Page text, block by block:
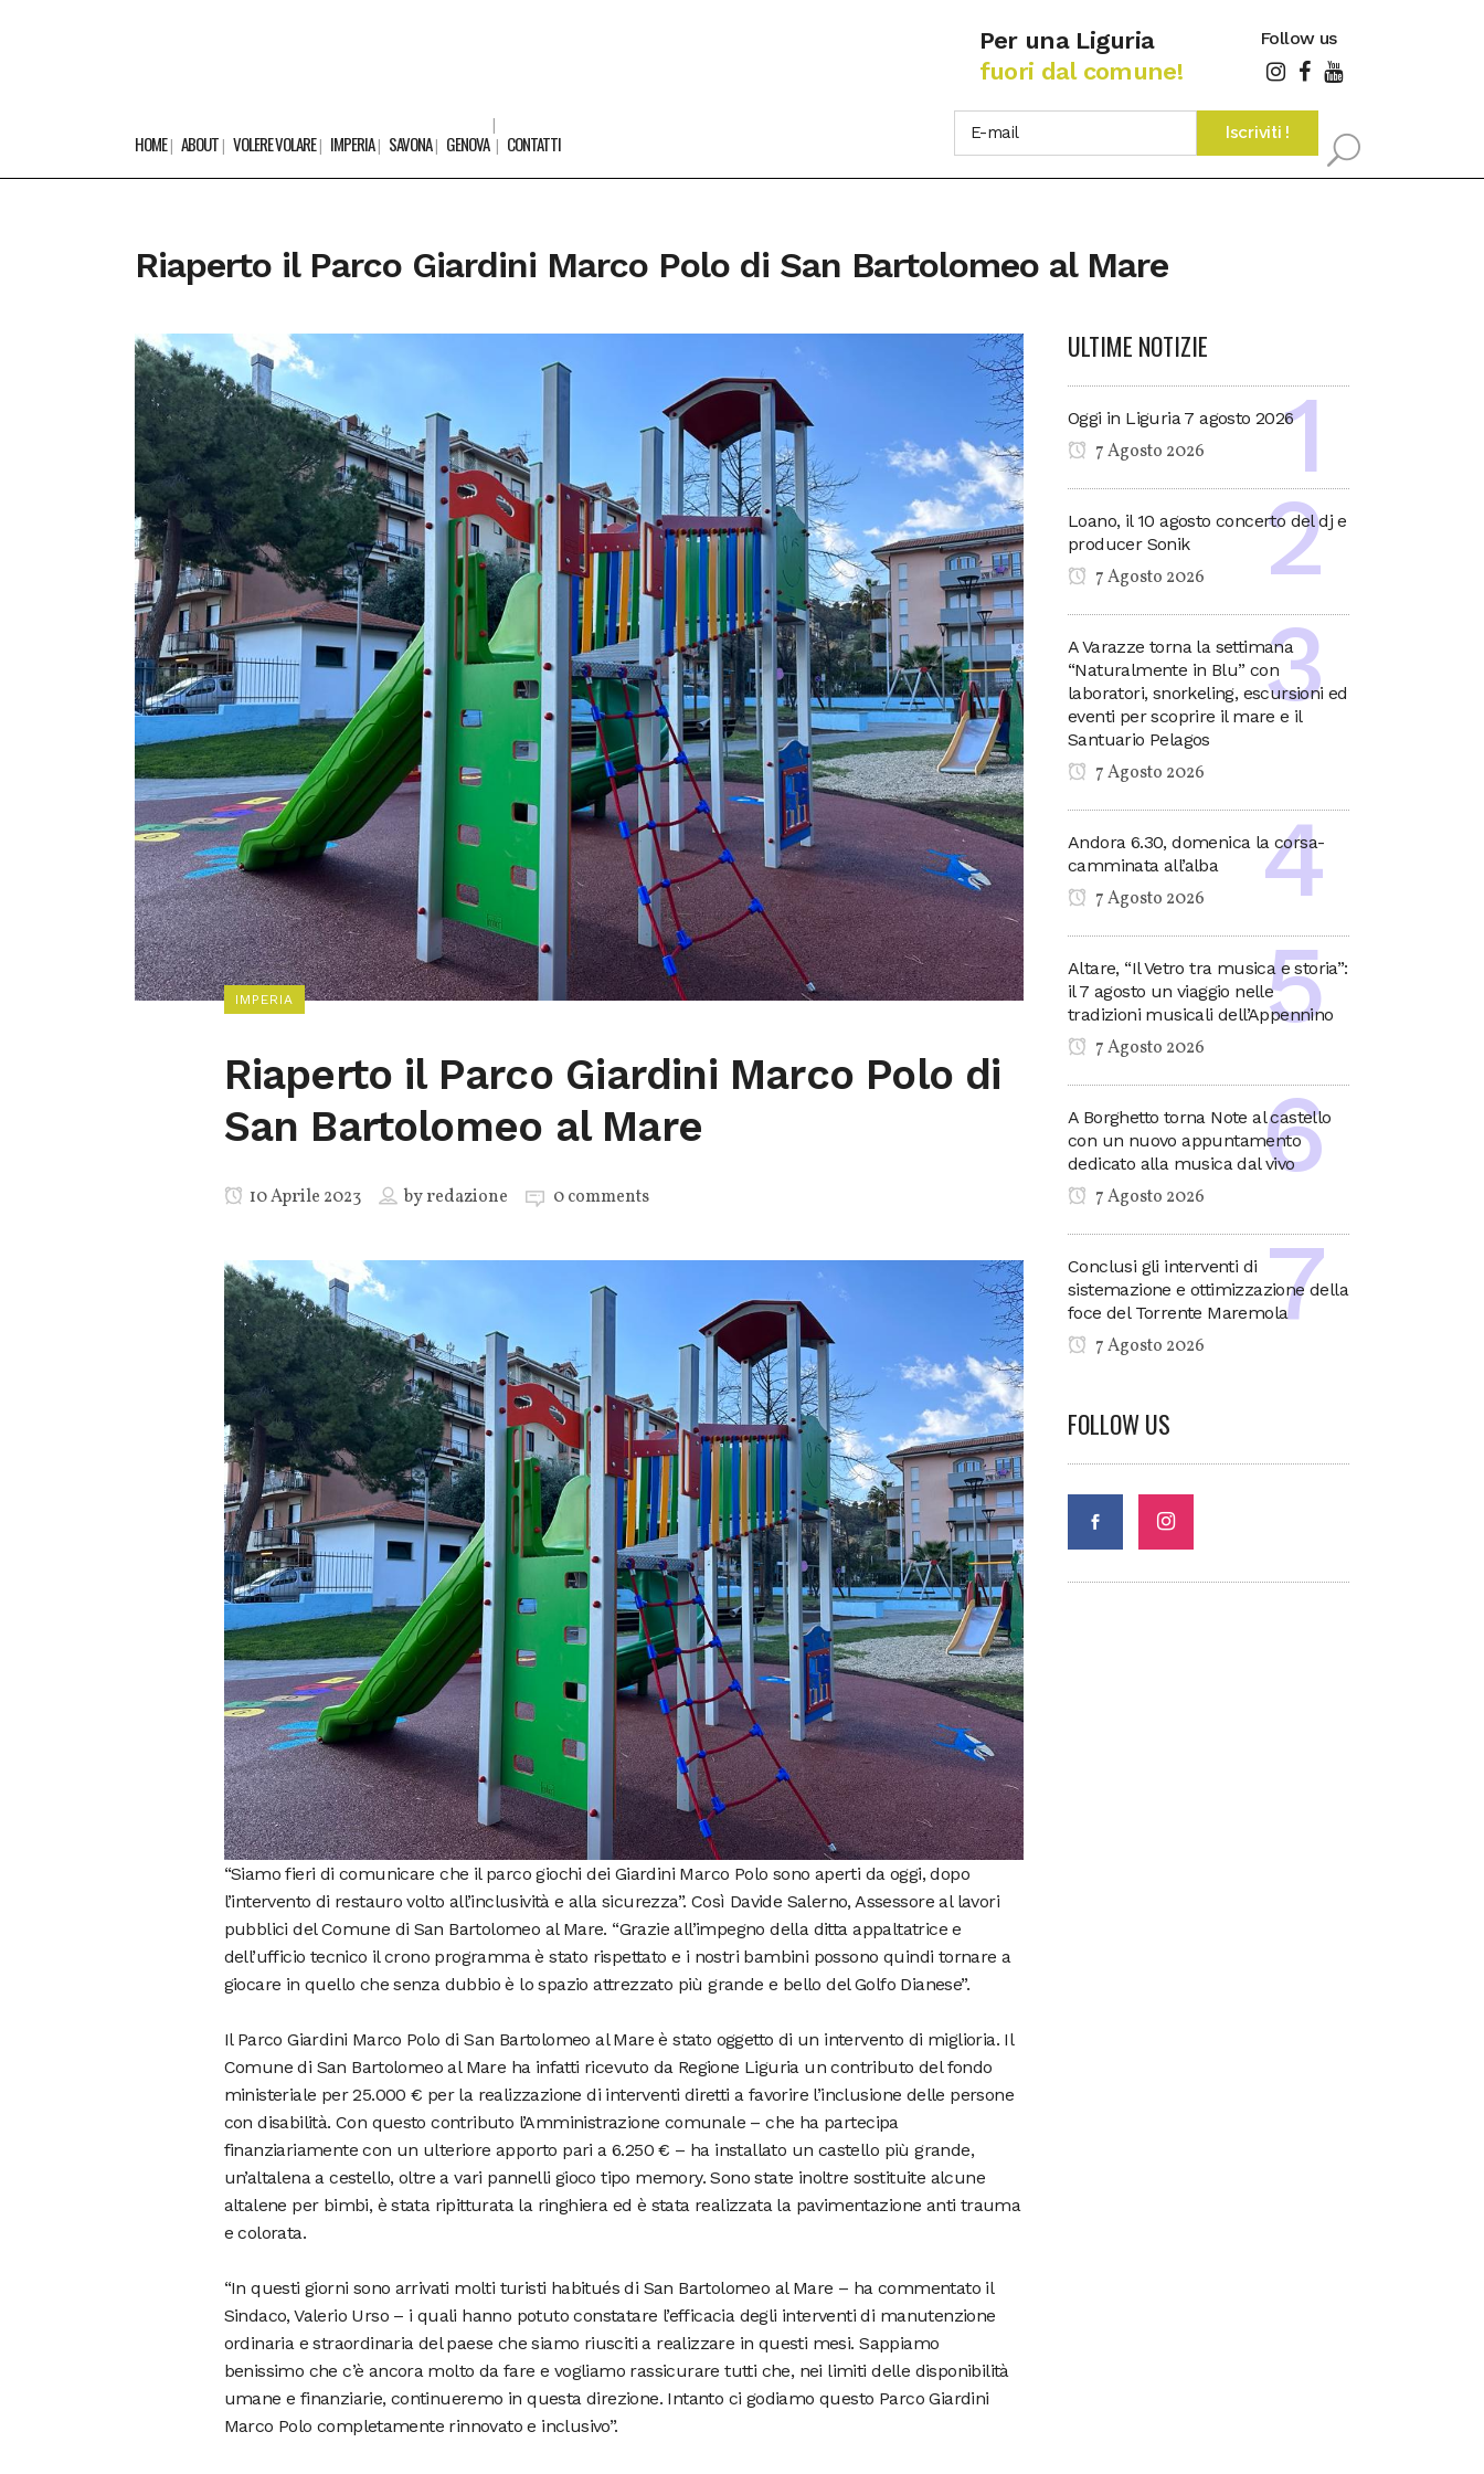
Per una Liguria
fuori dal comune!
Follow us
HOME ABOUT VOLERE VOLARE IMPERIA SAVONA GENOVA CONTATTI
Riaperto il Parco Giardini Marco Polo di San Bartolomeo al Mare
IMPERIA
Riaperto il Parco Giardini Marco Polo di
San Bartolomeo al Mare
10 Aprile 2023 byredazione 0 comments
“Siamo fieri di comunicare che il parco giochi dei Giardini Marco Polo sono aperti da oggi, dopo
l’intervento di restauro volto all’inclusività e alla sicurezza”. Così Davide Salerno, Assessore al lavori
pubblici del Comune di San Bartolomeo al Mare. “Grazie all’impegno della ditta appaltatrice e
dell’ufficio tecnico il crono programma è stato rispettato e i nostri bambini possono quindi tornare a
giocare in quello che senza dubbio è lo spazio attrezzato più grande e bello del Golfo Dianese”.
Il Parco Giardini Marco Polo di San Bartolomeo al Mare è stato oggetto di un intervento di miglioria. Il
Comune di San Bartolomeo al Mare ha infatti ricevuto da Regione Liguria un contributo del fondo
ministeriale per 25.000 € per la realizzazione di interventi diretti a favorire l’inclusione delle persone
con disabilità. Con questo contributo l’Amministrazione comunale – che ha partecipa
finanziariamente con un ulteriore apporto pari a 6.250 € – ha installato un castello più grande,
un’altalena a cestello, oltre a vari pannelli gioco tipo memory. Sono state inoltre sostituite alcune
altalene per bimbi, è stata ripitturata la ringhiera ed è stata realizzata la pavimentazione anti trauma
e colorata.
“In questi giorni sono arrivati molti turisti habitués di San Bartolomeo al Mare – ha commentato il
Sindaco, Valerio Urso – i quali hanno potuto constatare l’efficacia degli interventi di manutenzione
ordinaria e straordinaria del paese che siamo riusciti a realizzare in questi mesi. Sappiamo
benissimo che c’è ancora molto da fare e vogliamo rassicurare tutti che, nei limiti delle disponibilità
umane e finanziarie, continueremo in questa direzione. Intanto ci godiamo questo Parco Giardini
Marco Polo completamente rinnovato e inclusivo”.
ULTIME NOTIZIE
Oggi in Liguria 7 agosto 2026
7 Agosto 2026
Loano, il 10 agosto concerto del dj e
producer Sonik
7 Agosto 2026
A Varazze torna la settimana
“Naturalmente in Blu” con
laboratori, snorkeling, escursioni ed
eventi per scoprire il mare e il
Santuario Pelagos
7 Agosto 2026
Andora 6.30, domenica la corsa-
camminata all’alba
7 Agosto 2026
Altare, “Il Vetro tra musica e storia”:
il 7 agosto un viaggio nelle
tradizioni musicali dell’Appennino
7 Agosto 2026
A Borghetto torna Note al castello
con un nuovo appuntamento
dedicato alla musica dal vivo
7 Agosto 2026
Conclusi gli interventi di
sistemazione e ottimizzazione della
foce del Torrente Maremola
7 Agosto 2026
FOLLOW US